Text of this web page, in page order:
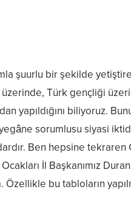
şuurlu bir şekilde
Türk gençliği
yapıldığını biliyoruz.
sorumlusu siyasi
Ben hepsine
İl Başkanımız
bu tabloların